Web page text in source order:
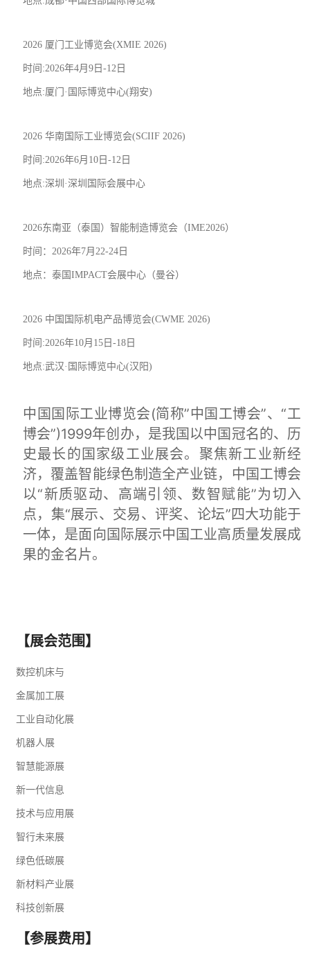
2026 厦门 工业博览会(XMIE 2026)
时间:2026年4月9日-12日
地点:厦门·国际博览中心(翔安)
2026 华南国际工业博览会(SCIIF 2026)
时间:2026年6月10日-12日
地点:深圳·深圳国际会展中心
2026东南亚（泰国）智能制造博览会（IME2026）
时间：2026年7月22-24日
地点：泰国IMPACT会展中心（曼谷）
2026 中国国际机电产品博览会(CWME 2026)
时间:2026年10月15日-18日
地点:武汉·国际博览中心(汉阳)
中国国际工业博览会(简称”中国工博会”、“工
博会”)1999年创办，是我国以中国冠名的、历
史最长的国家级工业展会。聚焦新工业新经
济，覆盖智能绿色制造全产业链，中国工博会
以“新质驱动、高端引领、数智赋能”为切入
点，集“展示、交易、评奖、论坛”四大功能于
一体，是面向国际展示中国工业高质量发展成
果的金名片。
【展会范围】
数控机床与
金属加工展
工业 自动化展
机器人展
智慧能源展
新一代信息
技术与应用展
智行未来展
绿色低碳展
新材料产业展
科技创新展
【参展费用】